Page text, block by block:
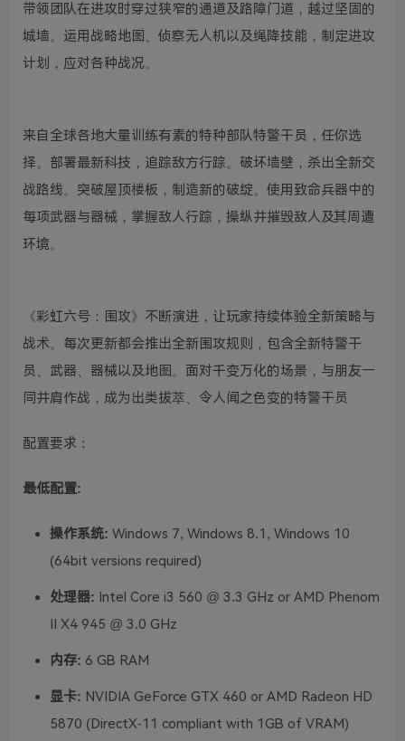
带领团队在进攻时穿过狭窄的通道及路障门道，越过坚固的
城墙。运用战略地图、侦察无人机以及绳降技能，制定进攻
计划，应对各种战况。
来自全球各地大量训练有素的特种部队特警干员，任你选
择。部署最新科技，追踪敌方行踪。破坏墙壁，杀出全新交
战路线。突破屋顶楼板，制造新的破绽。使用致命兵器中的
每项武器与器械，掌握敌人行踪，操纵并摧毁敌人及其周遭
环境。
《彩虹六号：围攻》不断演进，让玩家持续体验全新策略与
战术。每次更新都会推出全新围攻规则，包含全新特警干
员、武器、器械以及地图。面对千变万化的场景，与朋友一
同并肩作战，成为出类拔萃、令人闻之色变的特警干员
配置要求：
最低配置:
操作系统: Windows 7, Windows 8.1, Windows 10
(64bit versions required)
处理器: Intel Core i3 560 @ 3.3 GHz or AMD Phenom
II X4 945 @ 3.0 GHz
内存: 6 GB RAM
显卡: NVIDIA GeForce GTX 460 or AMD Radeon HD
5870 (DirectX-11 compliant with 1GB of VRAM)